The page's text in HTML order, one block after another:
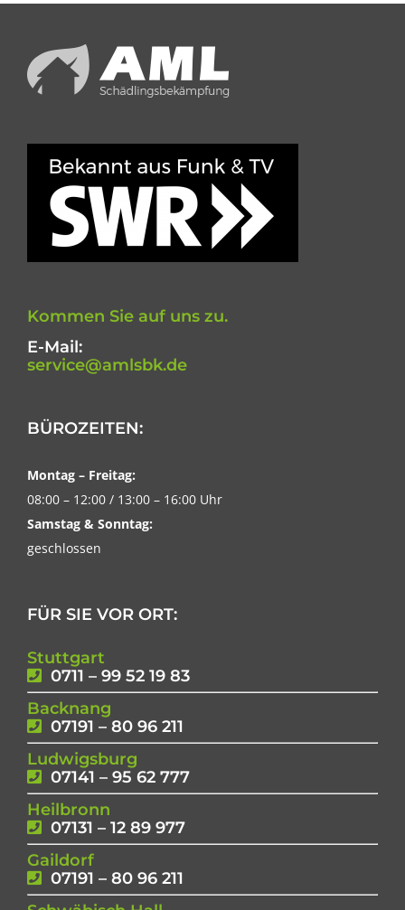
Kommen Sie auf uns zu.
E-Mail:
service@amlsbk.de
BÜROZEITEN:
Montag – Freitag:
08:00 – 12:00 / 13:00 – 16:00 Uhr
Samstag & Sonntag:
geschlossen
FÜR SIE VOR ORT:
Stuttgart
0711 – 99 52 19 83
Backnang
07191 – 80 96 211
Ludwigsburg
07141 – 95 62 777
Heilbronn
07131 – 12 89 977
Gaildorf
07191 – 80 96 211